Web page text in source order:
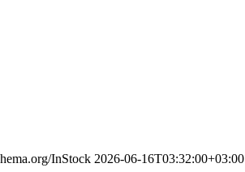
InStock 2026-06-16T03:32:00+03:00